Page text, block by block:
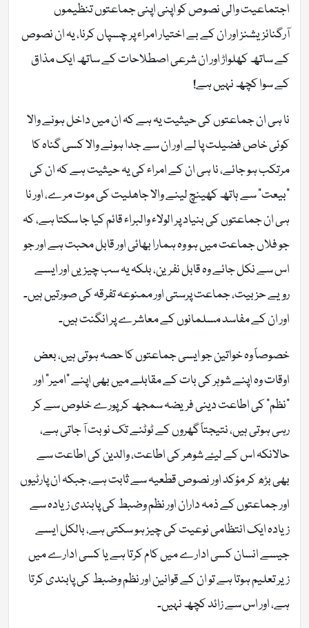
اجتماعیت والی نصوص کو اپنی اپنی جماعتوں تنظیموں
آرگنائزیشنز اور ان کے بے اختیار امراء پر چسپاں کرنا، یہ ان نصوص
کے ساتھ کھلواڑ اور ان شرعی اصطلاحات کے ساتھ ایک مذاق
کے سوا کچھ نہیں ہے!
نا ہی ان جماعتوں کی حیثیت یہ ہے کہ ان میں داخل ہونے والا
کوئی خاص فضیلت پا لے اور ان سے جدا ہونے والا کسی گناہ کا
مرتکب ہو جائے، نا ہی ان کے امراء کی یہ حیثیت ہے کہ ان کی
“بیعت” سے ہاتھ کھینچ لینے والا جاھلیت کی موت مرے، اور نا
ہی ان جماعتوں کی بنیاد پر الولاء والبراء قائم کیا جا سکتا ہے، کہ
جو فلاں جماعت میں ہو وہ ہمارا بھائی اور قابل محبت ہے اور جو
اس سے نکل جائے وہ قابل نفرین، بلکہ یہ سب چیزیں اور ایسے
رویے حزبیت، جماعت پرستی اور ممنوعہ تفرقہ کی صورتیں ہیں۔
اور ان کے مفاسد مسلمانوں کے معاشرے پر انگنت ہیں۔
خصوصاً وہ خواتین جو ایسی جماعتوں کا حصہ ہوتی ہیں، بعض
اوقات وہ اپنے شوہر کی بات کے مقابلے میں بھی اپنے “امیر” اور
“نظم” کی اطاعت دینی فریضہ سمجھ کر پورے خلوص سے کر
رہی ہوتی ہیں، نتیجتاً گھروں کے ٹوٹنے تک نوبت آ جاتی ہے،
حالانکہ اس کے لیۓ شوھر کی اطاعت، والدین کی اطاعت سے
بھی بڑھ کر مؤکد اور نصوص قطعیہ سے ثابت ہے، جبکہ ان پارٹیوں
اور جماعتوں کے ذمہ داران اور نظم وضبط کی پابندی زیادہ سے
زیادہ ایک انتظامی نوعیت کی چیز ہو سکتی ہے، بالکل ایسے
جیسے انسان کسی ادارے میں کام کرتا ہے یا کسی ادارے میں
زیر تعلیم ہوتا ہے تو ان کے قوانین اور نظم وضبط کی پابندی کرتا
ہے، اور اس سے زائد کچھ نہیں۔